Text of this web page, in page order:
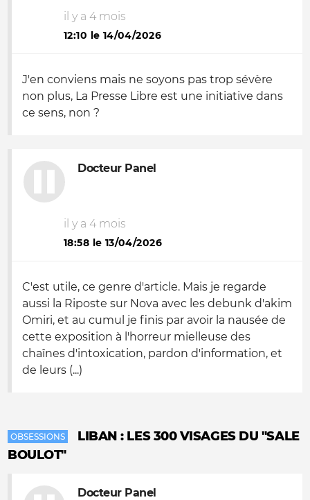
il y a 4 mois
12:10 le 14/04/2026
J'en conviens mais ne soyons pas trop sévère
non plus, La Presse Libre est une initiative dans
ce sens, non ?
Docteur Panel
il y a 4 mois
18:58 le 13/04/2026
C'est utile, ce genre d'article. Mais je regarde
aussi la Riposte sur Nova avec les debunk d'akim
Omiri, et au cumul je finis par avoir la nausée de
cette exposition à l'horreur mielleuse des
chaînes d'intoxication, pardon d'information, et
de leurs (...)
OBSESSIONS
LIBAN : LES 300 VISAGES DU "SALE
BOULOT"
Docteur Panel